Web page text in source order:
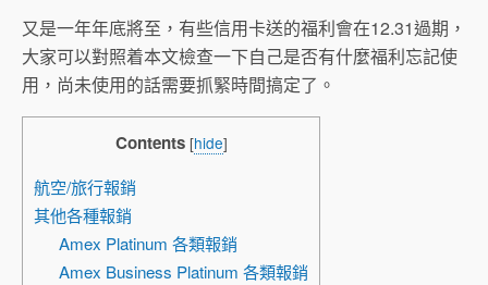
又是一年年底將至，有些信用卡送的福利會在12.31過期，
大家可以對照着本文檢查一下自己是否有什麼福利忘記使
用，尚未使用的話需要抓緊時間搞定了。
Contents [hide]
航空/旅行報銷
其他各種報銷
Amex Platinum 各類報銷
Amex Business Platinum 各類報銷